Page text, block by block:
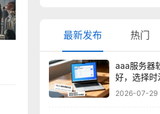
最新发布 热门
aaa服务器
好，选择时
2026-07-29